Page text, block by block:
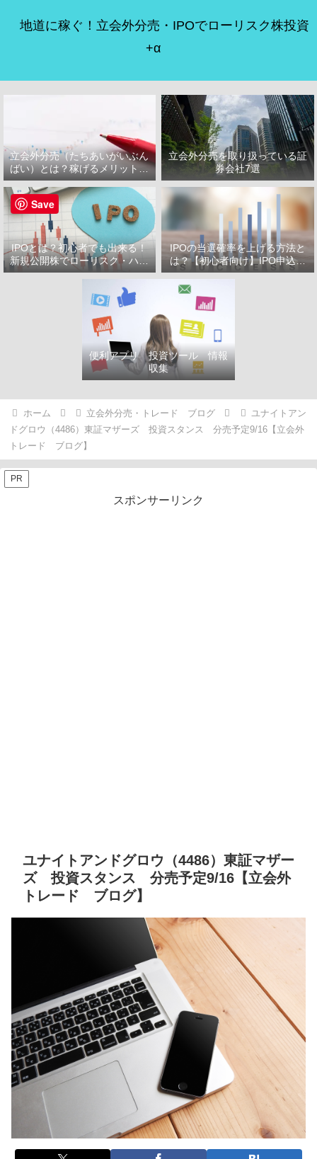
地道に稼ぐ！立会外分売・IPOでローリスク株投資
+α
立会外分売（たちあいがいぶん
ばい）とは？稼げるメリット・
デメリット
立会外分売を取り扱っている証
券会社7選
IPOとは？初心者でも出来る！
新規公開株でローリスク・ハイ
リターン投資をはじめよう！
IPOの当選確率を上げる方法と
は？【初心者向け】IPO申込で
選ぶべき証券会社
便利アプリ 投資ツール 情報
収集
ホーム 立会外分売・トレード ブログ
ユナイトアン
ドグロウ（4486）東証マザーズ 投資スタンス 分売予定9/16【立会外
トレード ブログ】
PR
スポンサーリンク
ユナイトアンドグロウ（4486）東証マザー
ズ 投資スタンス 分売予定9/16【立会外
トレード ブログ】
Save